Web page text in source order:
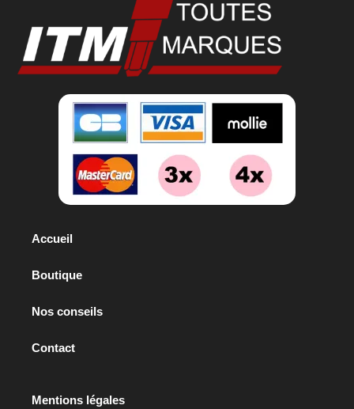
Accueil
Boutique
Nos conseils
Contact
Mentions légales